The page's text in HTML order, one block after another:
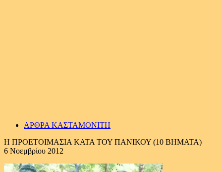
ΑΡΘΡΑ ΚΑΣΤΑΜΟΝΙΤΗ
Η ΠΡΟΕΤΟΙΜΑΣΙΑ ΚΑΤΑ ΤΟΥ ΠΑΝΙΚΟΥ (10 ΒΗΜΑΤΑ)
6 Νοεμβρίου 2012